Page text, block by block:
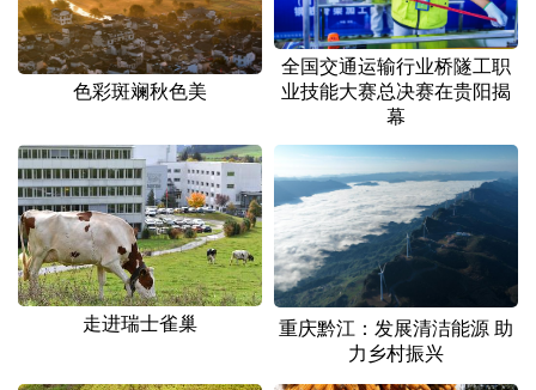
新疆 内蒙古 黑龙江
多语种频道
English Español Français عربى
Русский язык 日本語 한국어
Deutsch Português
色彩斑斓秋色美
全国交通运输行业桥隧工职
业技能大赛总决赛在贵阳揭
幕
走进瑞士雀巢
重庆黔江：发展清洁能源 助
力乡村振兴